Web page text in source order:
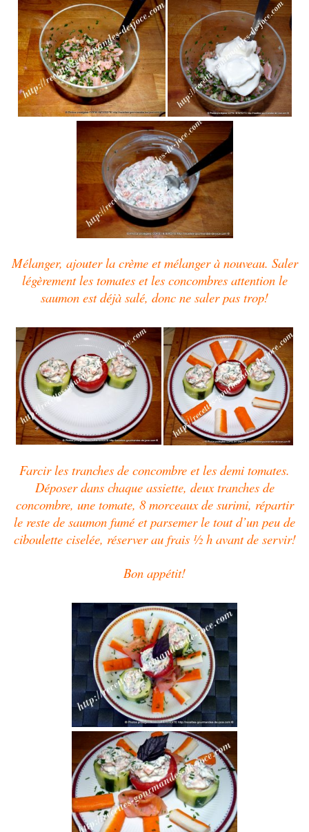
Mélanger, ajouter la crème et mélanger à nouveau. Saler
légèrement les tomates et les concombres attention le
saumon est déjà salé, donc ne saler pas trop!
Farcir les tranches de concombre et les demi tomates.
Déposer dans chaque assiette, deux tranches de
concombre, une tomate, 8 morceaux de surimi, répartir
le reste de saumon fumé et parsemer le tout d’un peu de
ciboulette ciselée, réserver au frais ½ h avant de servir!
Bon appétit!